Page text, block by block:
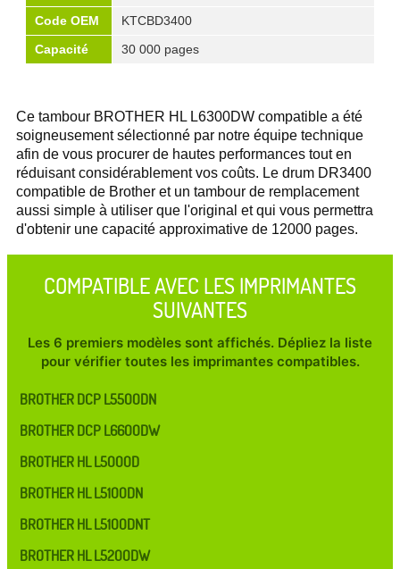
Code OEM
KTCBD3400
Capacité
30 000 pages
Ce tambour BROTHER HL L6300DW compatible a été
soigneusement sélectionné par notre équipe technique
afin de vous procurer de hautes performances tout en
réduisant considérablement vos coûts. Le drum DR3400
compatible de Brother et un tambour de remplacement
aussi simple à utiliser que l'original et qui vous permettra
d'obtenir une capacité approximative de 12000 pages.
COMPATIBLE AVEC LES IMPRIMANTES
SUIVANTES
Les 6 premiers modèles sont affichés. Dépliez la liste
pour vérifier toutes les imprimantes compatibles.
BROTHER DCP L5500DN
BROTHER DCP L6600DW
BROTHER HL L5000D
BROTHER HL L5100DN
BROTHER HL L5100DNT
BROTHER HL L5200DW